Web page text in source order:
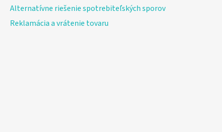
Alternatívne riešenie spotrebiteľských sporov
Reklamácia a vrátenie tovaru